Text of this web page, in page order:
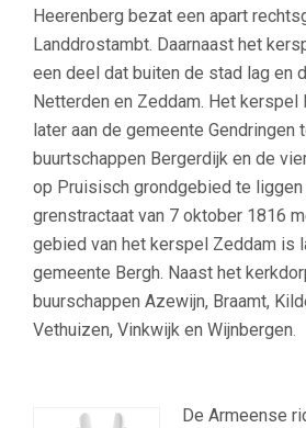
Heerenberg bezat een apart
Landdrostambt. Daarnaast het
een deel dat buiten de stad lag en
Netterden en Zeddam. Het kerspel
later aan de gemeente Gendringen
buurtschappen Bergerdijk en de
op Pruisisch grondgebied te
grenstractaat van 7 oktober 1816
gebied van het kerspel Zeddam is
gemeente Bergh. Naast het
buurschappen Azewijn, Braamt,
Vethuizen, Vinkwijk en Wijnbergen.
De Armeense